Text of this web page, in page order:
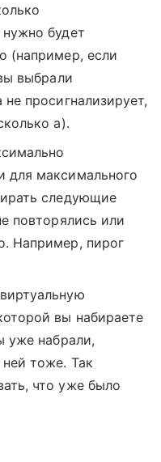
будет
(например, если
выбрали
просигнализирует,
а).
для максимального
следующие
повторялись или
Например, пирог
вы набираете
уже набрали,
тоже. Так
что уже было